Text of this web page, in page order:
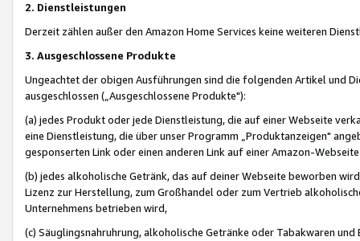
2. Dienstleistungen
Derzeit zählen außer den Amazon Home Services keine weiteren
3. Ausgeschlossene Produkte
Ungeachtet der obigen Ausführungen sind die folgenden Artikel und
ausgeschlossen („Ausgeschlossene Produkte"):
(a) jedes Produkt oder jede Dienstleistung, die auf einer Webseite
eine Dienstleistung, die über unser Programm „Produktanzeigen"
gesponserten Link oder einen anderen Link auf einer Amazon-
(b) jedes alkoholische Getränk, das auf deiner Webseite beworben
Lizenz zur Herstellung, zum Großhandel oder zum Vertrieb
Unternehmens betrieben wird,
(c) Säuglingsnahruhrung, alkoholische Getränke oder Tabakwaren